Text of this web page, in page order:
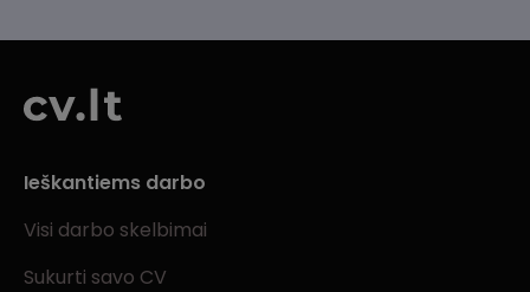
Ieškantiems darbo
Visi darbo skelbimai
Sukurti savo CV